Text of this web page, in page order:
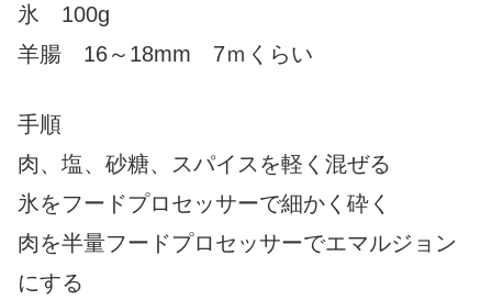
氷 100g
羊腸 16～18mm 7ｍくらい
手順
肉、塩、砂糖、スパイスを軽く混ぜる
氷をフードプロセッサーで細かく砕く
肉を半量フードプロセッサーでエマルジョン
にする